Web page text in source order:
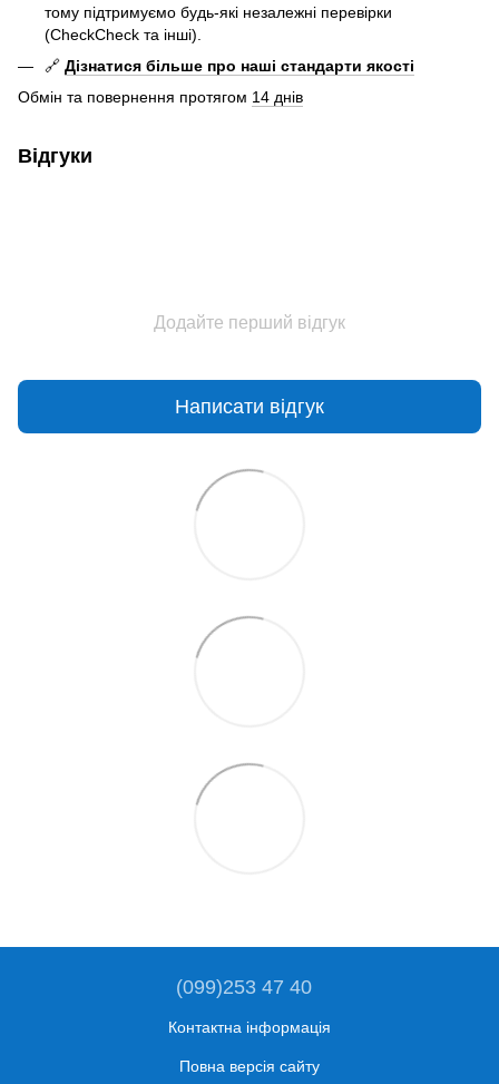
тому підтримуємо будь-які незалежні перевірки
(CheckCheck та інші).
🔗 Дізнатися більше про наші стандарти якості
Обмін та повернення протягом 14 днів
Відгуки
Додайте перший відгук
Написати відгук
(099)253 47 40
Контактна інформація
Повна версія сайту